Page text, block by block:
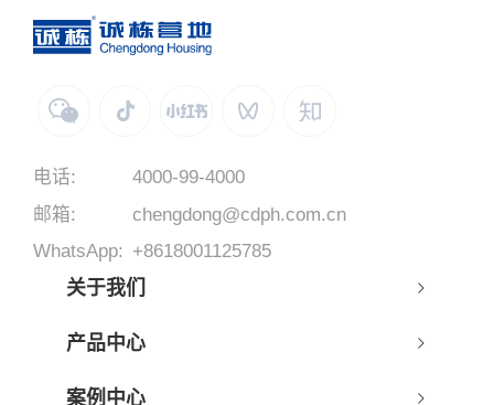
电话:
4000-99-4000
邮箱:
chengdong@cdph.com.cn
WhatsApp: +8618001125785
关于我们
产品中心
案例中心